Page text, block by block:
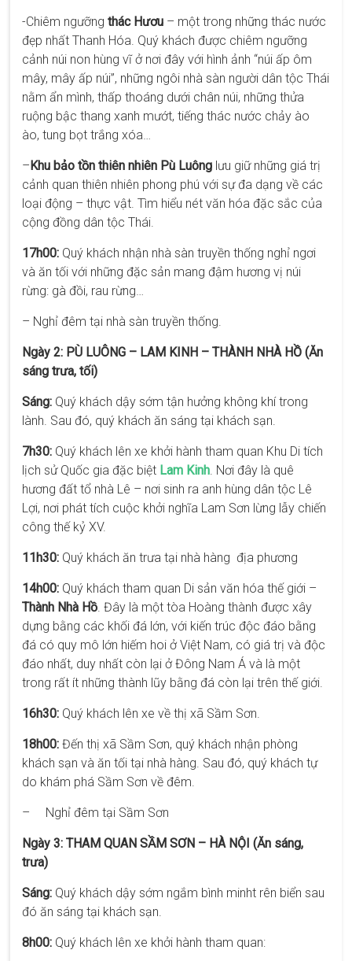
-Chiêm ngưỡngthác Hươu – một trong những thác nước
đẹp nhất Thanh Hóa. Quý khách được chiêm ngưỡng
cảnh núi non hùng vĩ ở nơi đây với hình ảnh “núi ấp ôm
mây, mây ấp núi”, những ngôi nhà sàn người dân tộc Thái
nằm ẩn mình, thấp thoáng dưới chân núi, những thửa
ruộng bậc thang xanh mướt, tiếng thác nước chảy ào
ào, tung bọt trắng xóa…
–Khu bảo tồn thiên nhiên Pù Luông lưu giữ những giá trị
cảnh quan thiên nhiên phong phú với sự đa dạng về các
loại động – thực vật. Tìm hiểu nét văn hóa đặc sắc của
cộng đồng dân tộc Thái.
17h00: Quý khách nhận nhà sàn truyền thống nghỉ ngơi
và ăn tối với những đặc sản mang đậm hương vị núi
rừng: gà đồi, rau rừng…
– Nghỉ đêm tại nhà sàn truyền thống.
Ngày 2: PÙ LUÔNG – LAM KINH – THÀNH NHÀ HỒ (Ăn
sáng trưa, tối)
Sáng: Quý khách dậy sớm tận hưởng không khí trong
lành. Sau đó, quý khách ăn sáng tại khách sạn.
7h30: Quý khách lên xe khởi hành tham quan Khu Di tích
lịch sử Quốc gia đặc biệt Lam Kinh. Nơi đây là quê
hương đất tổ nhà Lê – nơi sinh ra anh hùng dân tộc Lê
Lợi, nơi phát tích cuộc khởi nghĩa Lam Sơn lừng lẫy chiến
công thế kỷ XV.
11h30: Quý khách ăn trưa tại nhà hàng địa phương
14h00: Quý khách tham quan Di sản văn hóa thế giới –
Thành Nhà Hồ. Đây là một tòa Hoàng thành được xây
dựng bằng các khối đá lớn, với kiến trúc độc đáo bằng
đá có quy mô lớn hiếm hoi ở Việt Nam, có giá trị và độc
đáo nhất, duy nhất còn lại ở Đông Nam Á và là một
trong rất ít những thành lũy bằng đá còn lại trên thế giới.
16h30: Quý khách lên xe về thị xã Sầm Sơn.
18h00: Đến thị xã Sầm Sơn, quý khách nhận phòng
khách sạn và ăn tối tại nhà hàng. Sau đó, quý khách tự
do khám phá Sầm Sơn về đêm.
– Nghỉ đêm tại Sầm Sơn
Ngày 3: THAM QUAN SẦM SƠN – HÀ NỘI (Ăn sáng,
trưa)
Sáng: Quý khách dậy sớm ngắm bình minht rên biển sau
đó ăn sáng tại khách sạn.
8h00: Quý khách lên xe khởi hành tham quan: